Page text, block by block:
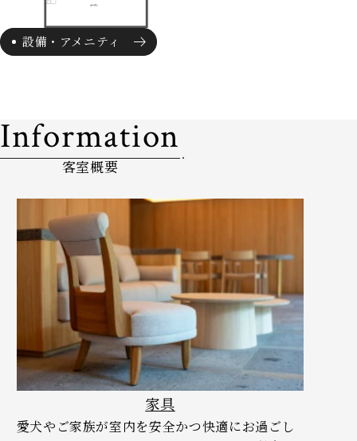
設備・アメニティ
Information
客室概要
家具
愛犬やご家族が室内を安全かつ快適にお過ごし